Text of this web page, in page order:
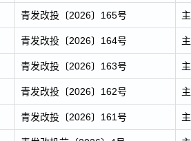
青发改投〔2026〕165号
青发改投〔2026〕164号
青发改投〔2026〕163号
青发改投〔2026〕162号
青发改投〔2026〕161号